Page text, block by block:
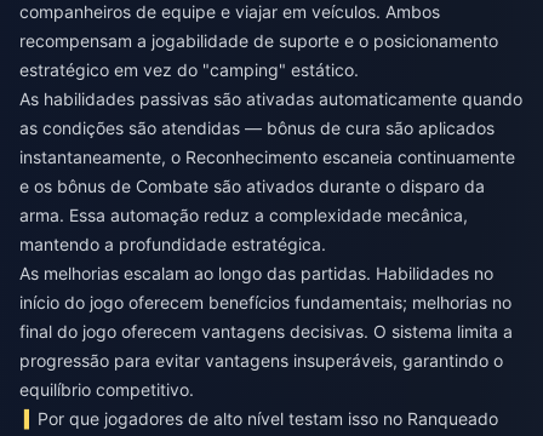
companheiros de equipe e viajar em veículos. Ambos
recompensam a jogabilidade de suporte e o posicionamento
estratégico em vez do "camping" estático.
As habilidades passivas são ativadas automaticamente quando
as condições são atendidas — bônus de cura são aplicados
instantaneamente, o Reconhecimento escaneia continuamente
e os bônus de Combate são ativados durante o disparo da
arma. Essa automação reduz a complexidade mecânica,
mantendo a profundidade estratégica.
As melhorias escalam ao longo das partidas. Habilidades no
início do jogo oferecem benefícios fundamentais; melhorias no
final do jogo oferecem vantagens decisivas. O sistema limita a
progressão para evitar vantagens insuperáveis, garantindo o
equilíbrio competitivo.
Por que jogadores de alto nível testam isso no Ranqueado